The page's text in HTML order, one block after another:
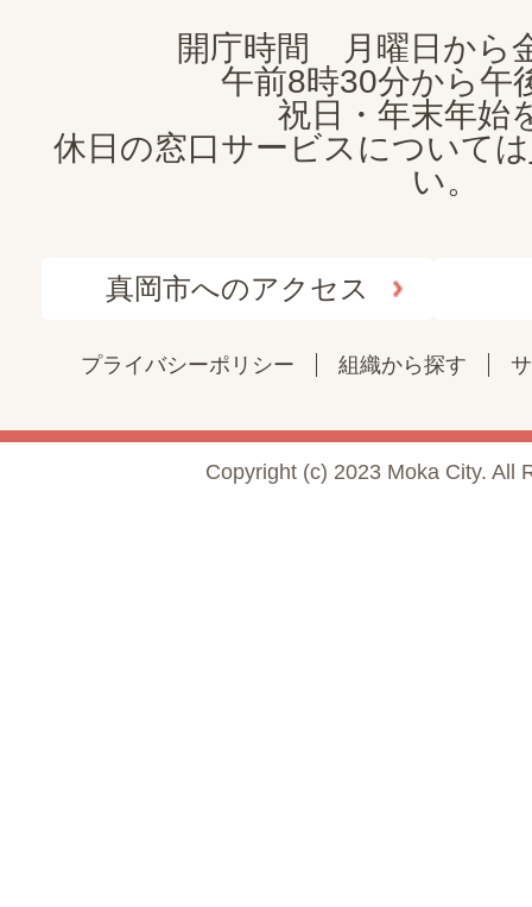
開庁時間 月曜日から
午前8時30分から午
祝日・年末年始
休日の窓口サービスについては
い。
真岡市へのアクセス
プライバシーポリシー 組織から探す
Copyright (c) 2023 Moka City. All